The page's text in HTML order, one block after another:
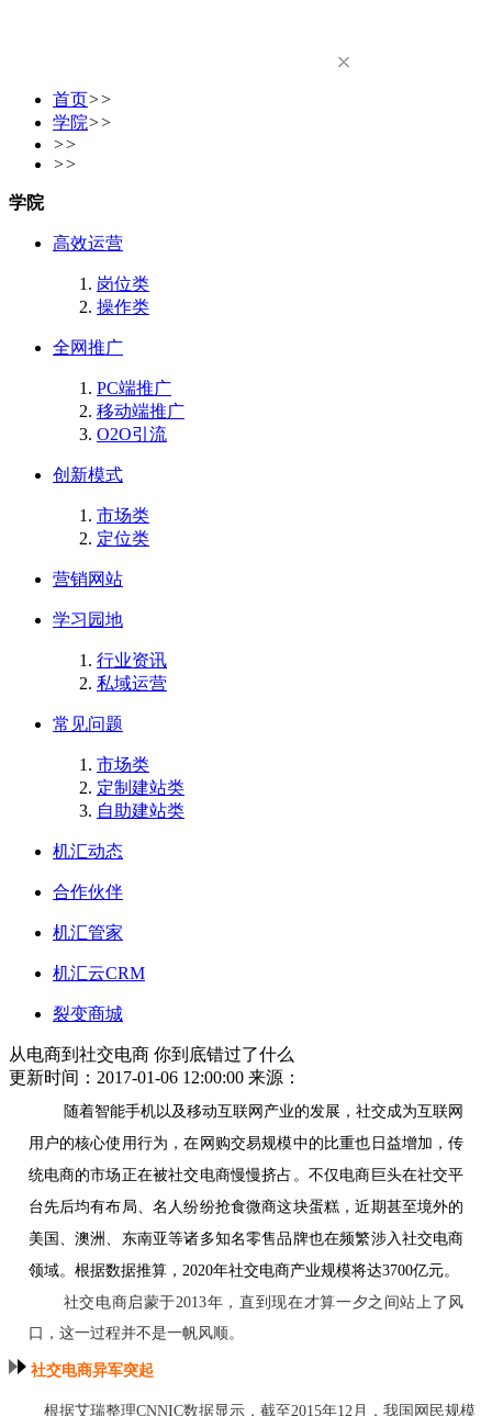
首页>>
学院>>
>>
>>
学院
高效运营
岗位类
操作类
全网推广
PC端推广
移动端推广
O2O引流
创新模式
市场类
定位类
营销网站
学习园地
行业资讯
私域运营
常见问题
市场类
定制建站类
自助建站类
机汇动态
合作伙伴
机汇管家
机汇云CRM
裂变商城
从电商到社交电商 你到底错过了什么
更新时间：2017-01-06 12:00:00 来源：
随着智能手机以及移动互联网产业的发展，社交成为互联网
用户的核心使用行为，在网购交易规模中的比重也日益增加，传
统电商的市场正在被社交电商慢慢挤占。不仅电商巨头在社交平
台先后均有布局、名人纷纷抢食微商这块蛋糕，近期甚至境外的
美国、澳洲、东南亚等诸多知名零售品牌也在频繁涉入社交电商
领域。根据数据推算，2020年社交电商产业规模将达3700亿元。
社交电商启蒙于2013年，直到现在才算一夕之间站上了风
口，这一过程并不是一帆风顺。
社交电商异军突起
根据艾瑞整理CNNIC数据显示，截至2015年12月，我国网民规模